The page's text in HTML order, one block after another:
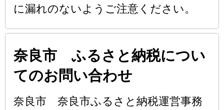
に漏れのないようご注意ください。
奈良市 ふるさと納税につい
てのお問い合わせ
奈良市 奈良市ふるさと納税運営事務